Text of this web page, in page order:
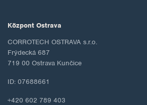
Központ Ostrava
CORROTECH OSTRAVA s.r.o.
Frýdecká 687
719 00 Ostrava Kunčice
ID: 07688661
+420 602 789 403